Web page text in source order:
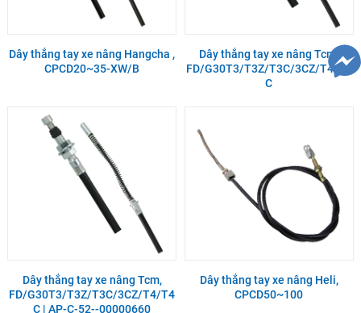
Dây thắng tay xe nâng Hangcha ,
CPCD20~35-XW/B
Dây thắng tay xe nâng Tcm,
FD/G30T3/T3Z/T3C/3CZ/T4/T4
C
Dây thắng tay xe nâng Tcm,
FD/G30T3/T3Z/T3C/3CZ/T4/T4
C | AP-C-52--00000660
Dây thắng tay xe nâng Heli,
CPCD50~100